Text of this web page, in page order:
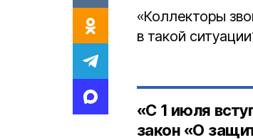
«Коллекторы
в такой
«С1 июля
закон «О